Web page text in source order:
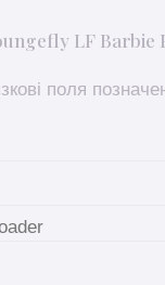
LF Barbie
поля